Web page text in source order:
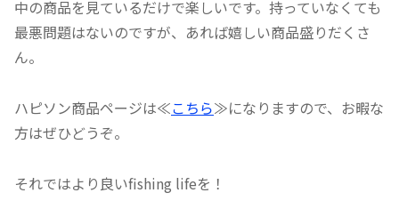
中の商品を見ているだけで楽しいです。持っていなくても
最悪問題はないのですが、あれば嬉しい商品盛りだくさ
ん。
ハピソン商品ページは≪こちら≫になりますので、お暇な
方はぜひどうぞ。
それではより良いfishing lifeを！